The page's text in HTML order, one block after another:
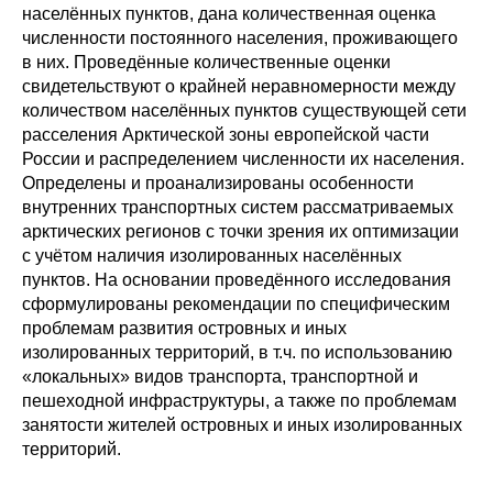
О совете
Регулярные прогнозы
Квартальный прогноз
Краткосрочный прогноз
Оценка индекса промышленного
производства
Российская Система Климатического
Мониторинга
Центр «Климатическая политика и
экономика России»
населённых пунктов, дана количественная оценка
численности постоянного населения, проживающего
в них. Проведённые количественные оценки
свидетельствуют о крайней неравномерности между
количеством населённых пунктов существующей сети
расселения Арктической зоны европейской части
России и распределением численности их населения.
Определены и проанализированы особенности
внутренних транспортных систем рассматриваемых
арктических регионов с точки зрения их оптимизации
с учётом наличия изолированных населённых
пунктов. На основании проведённого исследования
сформулированы рекомендации по специфическим
проблемам развития островных и иных
изолированных территорий, в т.ч. по использованию
«локальных» видов транспорта, транспортной и
пешеходной инфраструктуры, а также по проблемам
занятости жителей островных и иных изолированных
территорий.